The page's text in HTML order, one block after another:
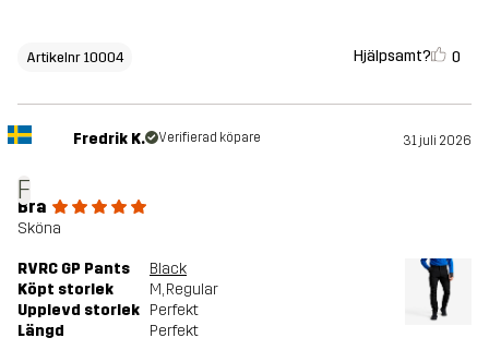
Artikelnr 10004 Hjälpsamt? 0
F
Fredrik K. Verifierad köpare 31 juli 2026
Bra
Sköna
RVRC GP Pants
Black
Köpt storlek
M, Regular
Upplevd storlek Perfekt
Längd
Perfekt